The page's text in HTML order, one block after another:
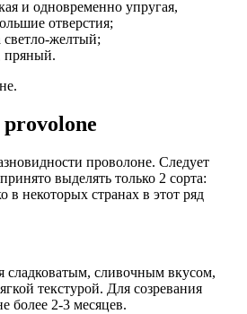
и одновременно упругая,
отверстия;
светло-желтый;
пряный.
проволоне. Следует
выделять только 2 сорта:
в некоторых странах в этот ряд
сладковатым, сливочным вкусом,
текстурой. Для созревания
более 2-3 месяцев.